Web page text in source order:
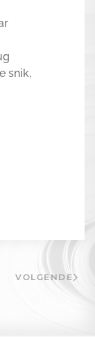
snik,
VOLGENDE